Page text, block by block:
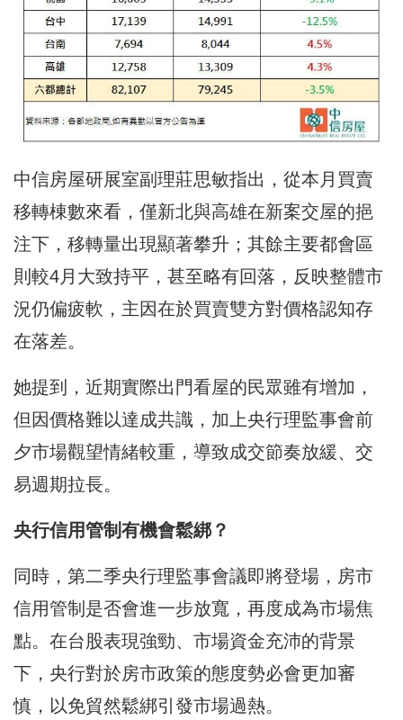
中信房屋研展室副理莊思敏指出，從本月買賣
移轉棟數來看，僅新北與高雄在新案交屋的挹
注下，移轉量出現顯著攀升；其餘主要都會區
則較4月大致持平，甚至略有回落，反映整體市
況仍偏疲軟，主因在於買賣雙方對價格認知存
在落差。
她提到，近期實際出門看屋的民眾雖有增加，
但因價格難以達成共識，加上央行理監事會前
夕市場觀望情緒較重，導致成交節奏放緩、交
易週期拉長。
央行信用管制有機會鬆綁？
同時，第二季央行理監事會議即將登場，房市
信用管制是否會進一步放寬，再度成為市場焦
點。在台股表現強勁、市場資金充沛的背景
下，央行對於房市政策的態度勢必會更加審
慎，以免貿然鬆綁引發市場過熱。